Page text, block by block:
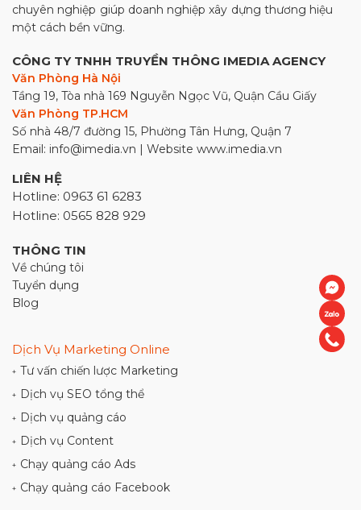
chuyên nghiệp giúp doanh nghiệp xây dựng thương hiệu
một cách bền vững.
CÔNG TY TNHH TRUYỀN THÔNG IMEDIA AGENCY
Văn Phòng Hà Nội
Tầng 19, Tòa nhà 169 Nguyễn Ngọc Vũ, Quận Cầu Giấy
Văn Phòng TP.HCM
Số nhà 48/7 đường 15, Phường Tân Hưng, Quận 7
Email: info@imedia.vn | Website www.imedia.vn
LIÊN HỆ
Hotline: 0963 61 6283
Hotline: 0565 828 929
THÔNG TIN
Về chúng tôi
Tuyển dụng
Blog
Dịch Vụ Marketing Online
+ Tư vấn chiến lược Marketing
+ Dịch vụ SEO tổng thể
+ Dịch vụ quảng cáo
+ Dịch vụ Content
+ Chạy quảng cáo Ads
+ Chạy quảng cáo Facebook